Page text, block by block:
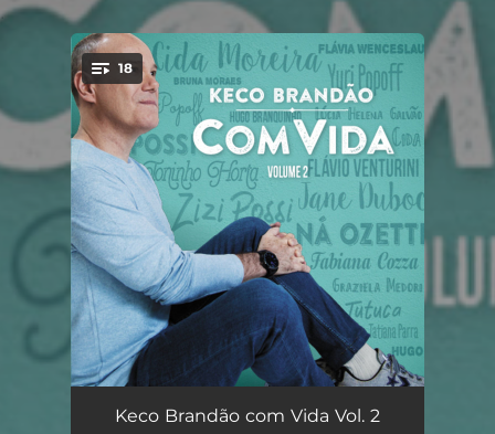
You're all set!
18
Um Sonhador 05:10
Keco Brandão com Vida Vol. 2
.